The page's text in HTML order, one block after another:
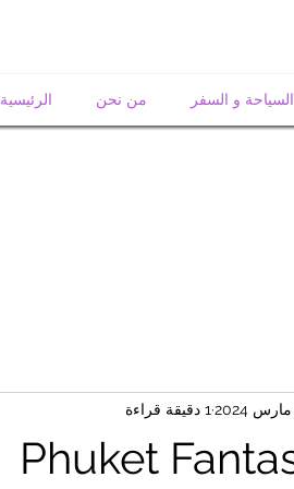
الرئيسية من نحن السياحة و السفر
1 دقيقة قراءة